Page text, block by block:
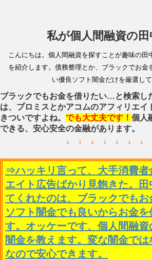
私が個人間融資の田
こんにちは。個人間融資を探すことが趣味の田
を紹介します。債務整理とか、ブラックでお金
い優良ソフト闇金だけを厳選して
ブラックでもお金を借りたい…と検索し
は、プロミスとかアコムのアフィリエイ
きついですよね。 でも大丈夫です！ 個人
できる、安心安全の金融があります。
↓ ↓ ↓ ↓ ↓ ↓ ↓
⇒ハッキリ言って、大手消費者
エイト広告ばかり見飽きた。
てくれたのは、ブラックでもお
ソフト闇金でも良いからお金
す。オッケーです、個人間融資
闇金を教えます。変な闇金で
なので安心できます。